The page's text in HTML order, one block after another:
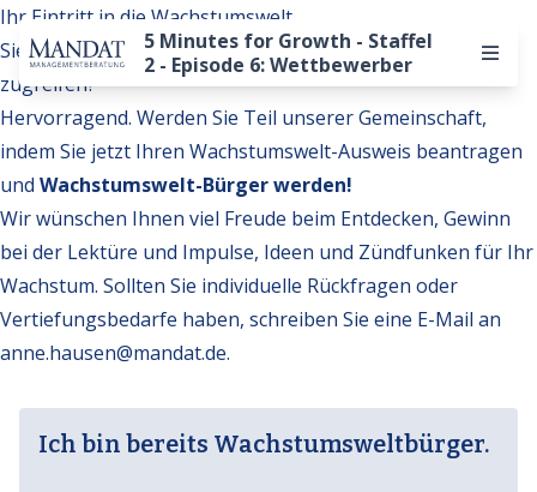
5 Minutes for Growth - Staffel
2 - Episode 6: Wettbewerber
Ihr Eintritt in die Wachstumswelt
Sie möchten auf weitere Inhalte der Wachstumswelt
zugreifen?
Hervorragend. Werden Sie Teil unserer Gemeinschaft,
indem Sie jetzt Ihren Wachstumswelt-Ausweis beantragen
und Wachstumswelt-Bürger werden!
Wir wünschen Ihnen viel Freude beim Entdecken, Gewinn
bei der Lektüre und Impulse, Ideen und Zündfunken für Ihr
Wachstum. Sollten Sie individuelle Rückfragen oder
Vertiefungsbedarfe haben, schreiben Sie eine E-Mail an
anne.hausen@mandat.de.
Ich bin bereits Wachstumsweltbürger.